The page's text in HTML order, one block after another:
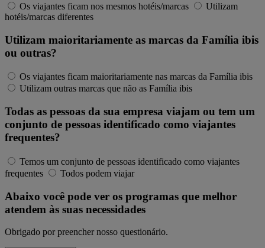
Os viajantes ficam nos mesmos hotéis/marcas
Utilizam
hotéis/marcas diferentes
Utilizam maioritariamente as marcas da Família ibis
ou outras?
Os viajantes ficam maioritariamente nas marcas da Família ibis
Utilizam outras marcas que não as Família ibis
Todas as pessoas da sua empresa viajam ou tem um
conjunto de pessoas identificado como viajantes
frequentes?
Temos um conjunto de pessoas identificado como viajantes
frequentes
Todos podem viajar
Abaixo você pode ver os programas que melhor
atendem às suas necessidades
Obrigado por preencher nosso questionário.